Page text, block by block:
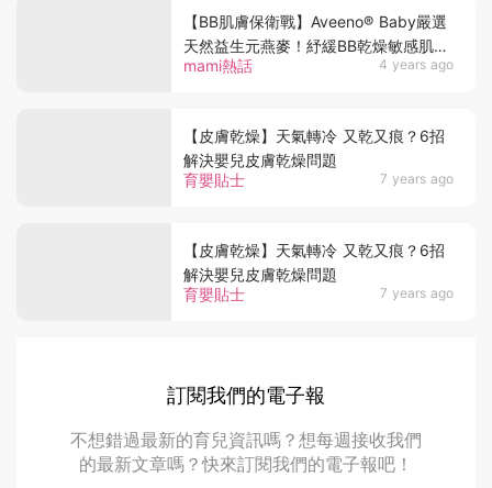
mami熱話 4 years ago
【BB肌膚保衛戰】Aveeno® Baby嚴選
天然益生元燕麥！紓緩BB乾燥敏感肌
締造幼嫩肌膚
育嬰貼士 7 years ago
【皮膚乾燥】天氣轉冷 又乾又痕？6招
解決嬰兒皮膚乾燥問題
育嬰貼士 7 years ago
【皮膚乾燥】天氣轉冷 又乾又痕？6招
解決嬰兒皮膚乾燥問題
訂閱我們的電子報
不想錯過最新的育兒資訊嗎？想每週接收我們
的最新文章嗎？快來訂閱我們的電子報吧！